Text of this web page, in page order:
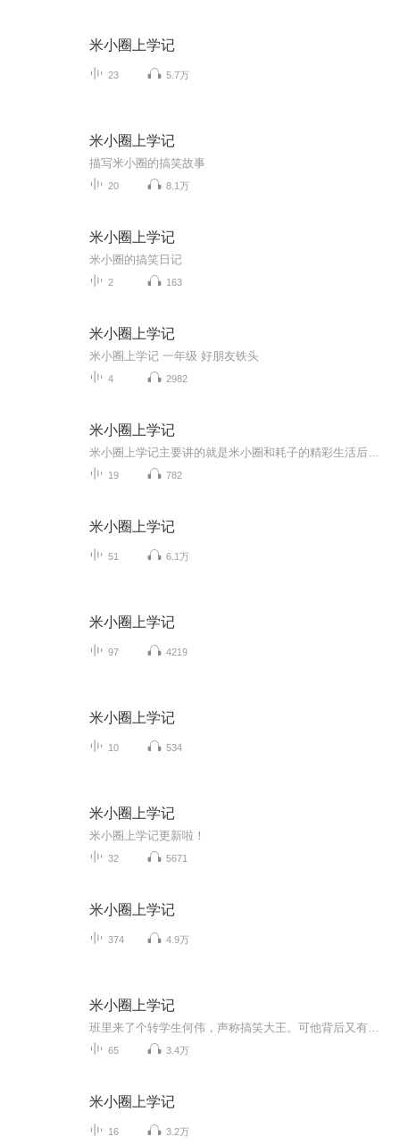
米小圈上学记
23 5.7万
米小圈上学记
描写米小圈的搞笑故事
20 8.1万
米小圈上学记
米小圈的搞笑日记
2 163
米小圈上学记
米小圈上学记 一年级 好朋友铁头
4 2982
米小圈上学记
19 782
米小圈上学记
51 6.1万
米小圈上学记
97 4219
米小圈上学记
10 534
米小圈上学记
米小圈上学记更新啦！
32 5671
米小圈上学记
374 4.9万
米小圈上学记
65 3.4万
米小圈上学记
16 3.2万